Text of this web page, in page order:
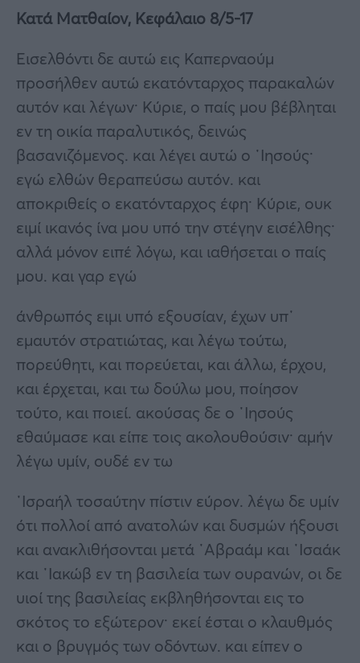
Κατά Ματθαίον, Κεφάλαιο 8/5-17
Εισελθόντι δε αυτώ εις Καπερναούμ
προσήλθεν αυτώ εκατόνταρχος παρακαλών
αυτόν και λέγων· Κύριε, ο παίς μου βέβληται
εν τη οικία παραλυτικός, δεινώς
βασανιζόμενος. και λέγει αυτώ ο ᾿Ιησούς·
εγώ ελθών θεραπεύσω αυτόν. και
αποκριθείς ο εκατόνταρχος έφη· Κύριε, ουκ
ειμί ικανός ίνα μου υπό την στέγην εισέλθης·
αλλά μόνον ειπέ λόγω, και ιαθήσεται ο παίς
μου. και γαρ εγώ
άνθρωπός ειμι υπό εξουσίαν, έχων υπ᾿
εμαυτόν στρατιώτας, και λέγω τούτω,
πορεύθητι, και πορεύεται, και άλλω, έρχου,
και έρχεται, και τω δούλω μου, ποίησον
τούτο, και ποιεί. ακούσας δε ο ᾿Ιησούς
εθαύμασε και είπε τοις ακολουθούσιν· αμήν
λέγω υμίν, ουδέ εν τω
᾿Ισραήλ τοσαύτην πίστιν εύρον. λέγω δε υμίν
ότι πολλοί από ανατολών και δυσμών ήξουσι
και ανακλιθήσονται μετά ᾿Αβραάμ και ᾿Ισαάκ
και ᾿Ιακώβ εν τη βασιλεία των ουρανών, οι δε
υιοί της βασιλείας εκβληθήσονται εις το
σκότος το εξώτερον· εκεί έσται ο κλαυθμός
και ο βρυγμός των οδόντων. και είπεν ο